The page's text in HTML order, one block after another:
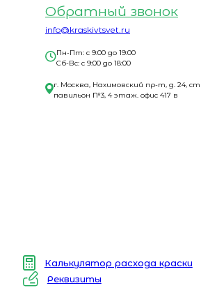
Обратный звонок
info@kraskivtsvet.ru
Пн-Пт: с 9:00 до 19:00
Сб-Вс: с 9:00 до 18:00
г. Москва, Нахимовский пр-т, д. 24,
павильон №3, 4 этаж. офис 417 в
Калькулятор расхода краски
Реквизиты